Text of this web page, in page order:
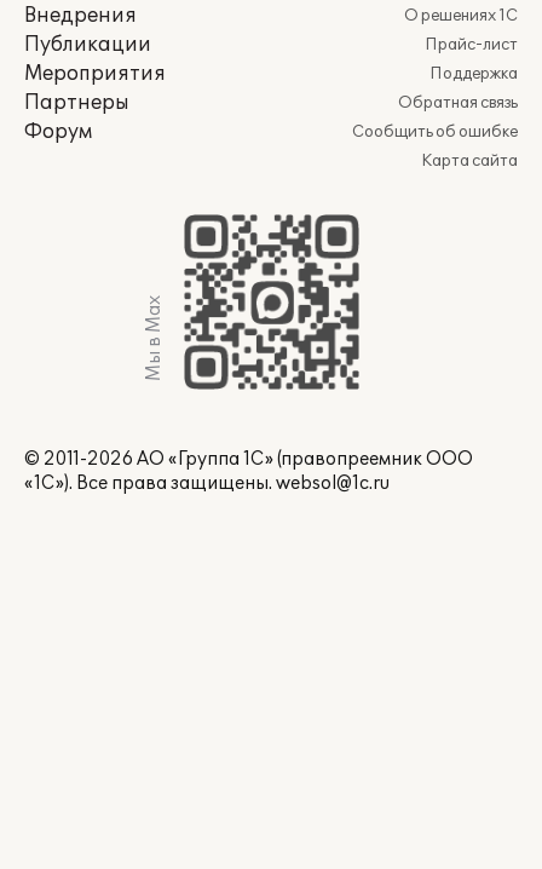
Внедрения
Публикации
Мероприятия
Партнеры
Форум
О решениях 1С
Прайс-лист
Поддержка
Обратная связь
Сообщить об ошибке
Карта сайта
Мы в Max
© 2011-2026 АО «Группа 1С» (правопреемник ООО
«1С»). Все права защищены. websol@1c.ru